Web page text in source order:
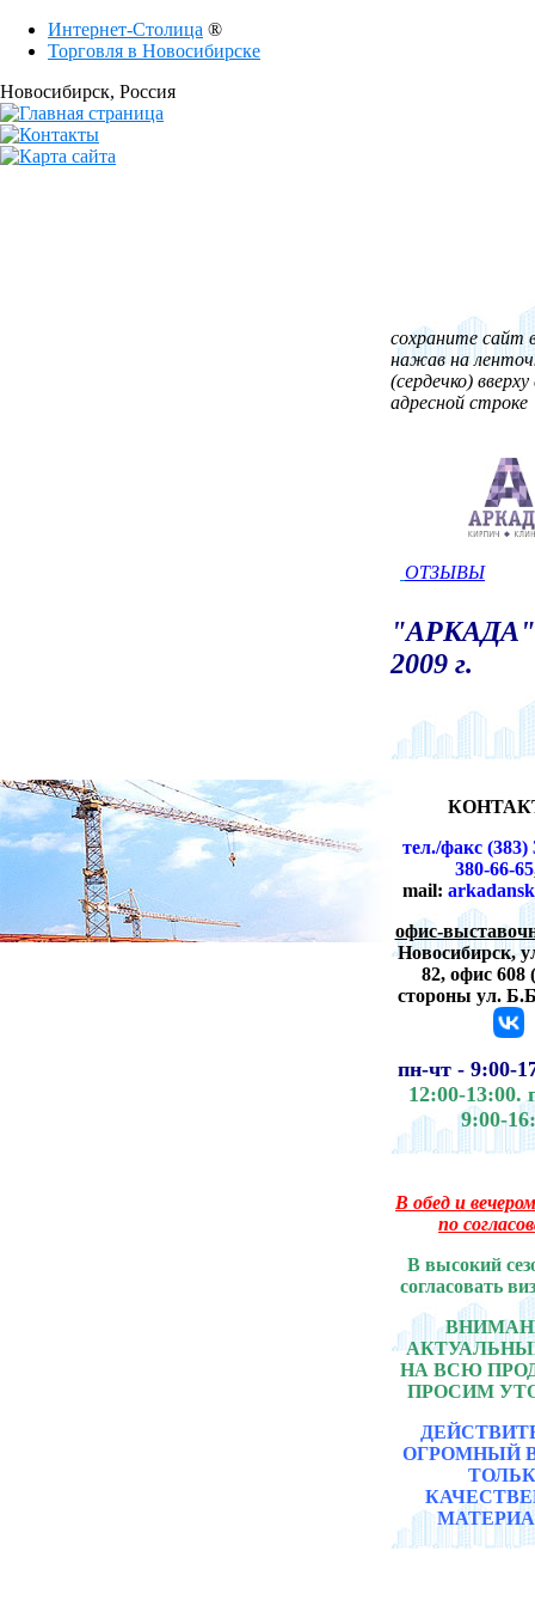
Интернет-Столица ®
Торговля в Новосибирске
Новосибирск, Россия
сохраните сайт
нажав на
(сердечко)
адресной строке
ОТЗЫВЫ
2009 г.
тел./факс (383)
380-66-65
mail:
офис-
Новосибирск,
82, офис 608 (
стороны ул.
пн-чт - 9:00-
12:00-13:00.
9:00-
В обед и
по
В высокий
согласовать
НА ВСЮ
ПРОСИМ
ОГРОМНЫЙ